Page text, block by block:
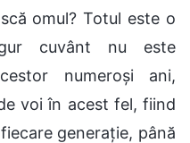
omul? Totul este o
cuvânt nu este
numeroși ani,
voi în acest fel, fiind
generație, până